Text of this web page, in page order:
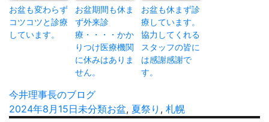
お盆も変わらず
コツコツと診療
しています。
お盆期間も休ま
ず外来診
療・・・・かか
りつけ医療機関
に休みはありま
せん。
お盆も休まず診
療しています。
協力してくれる
スタッフの皆に
は感謝感謝で
す。
投
稿
今井理事長のブログ
投
2024年8月15日カ
未分類タ
お盆, 夏祭り , 札幌